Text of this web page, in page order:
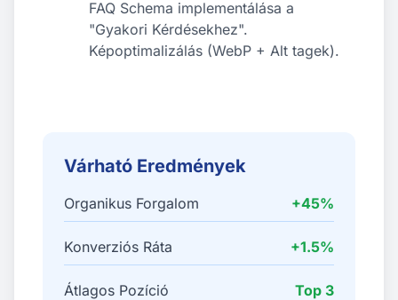
FAQ Schema implementálása a
"Gyakori Kérdésekhez".
Képoptimalizálás (WebP + Alt tagek).
Várható Eredmények
Organikus Forgalom +45%
Konverziós Ráta +1.5%
Átlagos Pozíció Top 3